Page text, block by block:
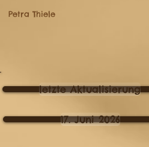
Petra Thiele
letzte Aktualisierung
17. Juni 2026